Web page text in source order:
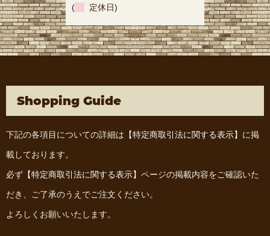
( 定休日)
Shopping Guide
下記の各項目についての詳細は 【特定商取引法に関する表示】 に掲
載しております。
必ず 【特定商取引法に関する表示】 ページの掲載内容をご確認いた
だき、ご了承のうえでご注文ください。
よろしくお願いいたします。